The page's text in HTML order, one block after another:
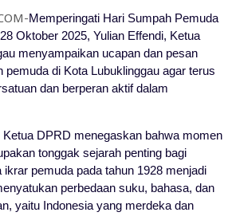
Memperingati Hari Sumpah Pemuda
Oktober 2025, Yulian Effendi, Ketua
menyampaikan ucapan dan pesan
pemuda di Kota Lubuklinggau agar terus
dan berperan aktif dalam
DPRD menegaskan bahwa momen
tonggak sejarah penting bagi
ikrar pemuda pada tahun 1928 menjadi
perbedaan suku, bahasa, dan
yaitu Indonesia yang merdeka dan